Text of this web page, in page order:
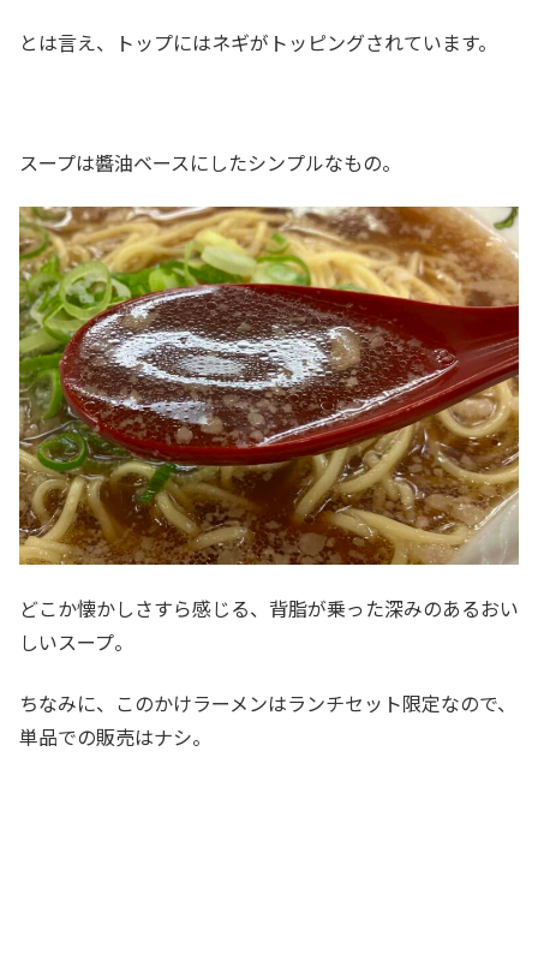
とは言え、トップにはネギがトッピングされています。
スープは醬油ベースにしたシンプルなもの。
どこか懐かしさすら感じる、背脂が乗った深みのあるおい
しいスープ。
ちなみに、このかけラーメンはランチセット限定なので、
単品での販売はナシ。